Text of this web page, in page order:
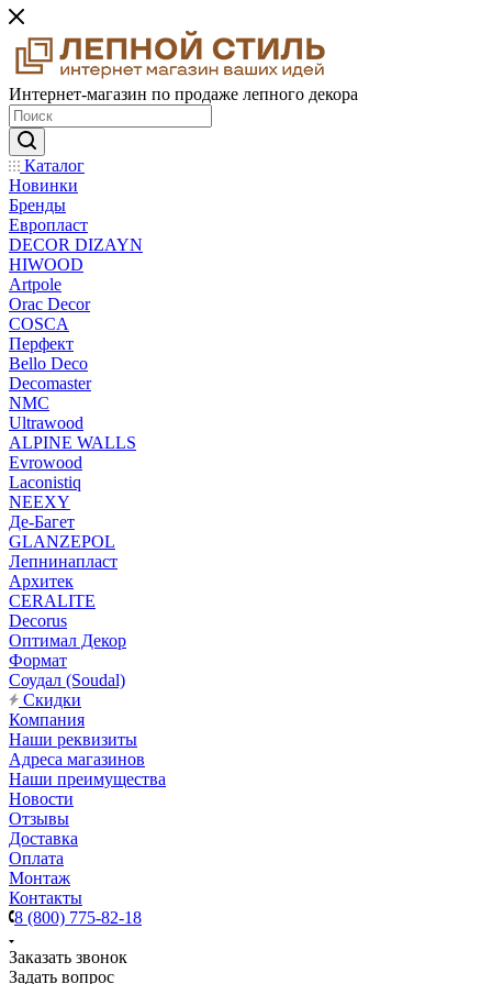
Интернет-магазин по продаже лепного декора
Каталог
Новинки
Бренды
Европласт
DECOR DIZAYN
HIWOOD
Artpole
Orac Decor
COSCA
Перфект
Bello Deco
Decomaster
NMС
Ultrawood
ALPINE WALLS
Evrowood
Laconistiq
NEEXY
Де-Багет
GLANZEPOL
Лепнинапласт
Архитек
CERALITE
Decorus
Оптимал Декор
Формат
Соудал (Soudal)
Скидки
Компания
Наши реквизиты
Адреса магазинов
Наши преимущества
Новости
Отзывы
Доставка
Оплата
Монтаж
Контакты
8 (800) 775-82-18
Заказать звонок
Задать вопрос